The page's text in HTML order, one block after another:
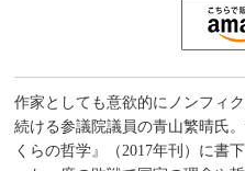
作家としても意欲的にノンフィ
続ける参議院議員の青山繁晴氏
くらの哲学』（2017年刊）に書